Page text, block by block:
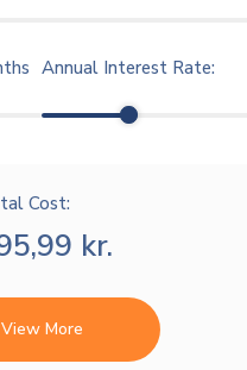
Annual Interest Rate:
Cost:
kr.
View More